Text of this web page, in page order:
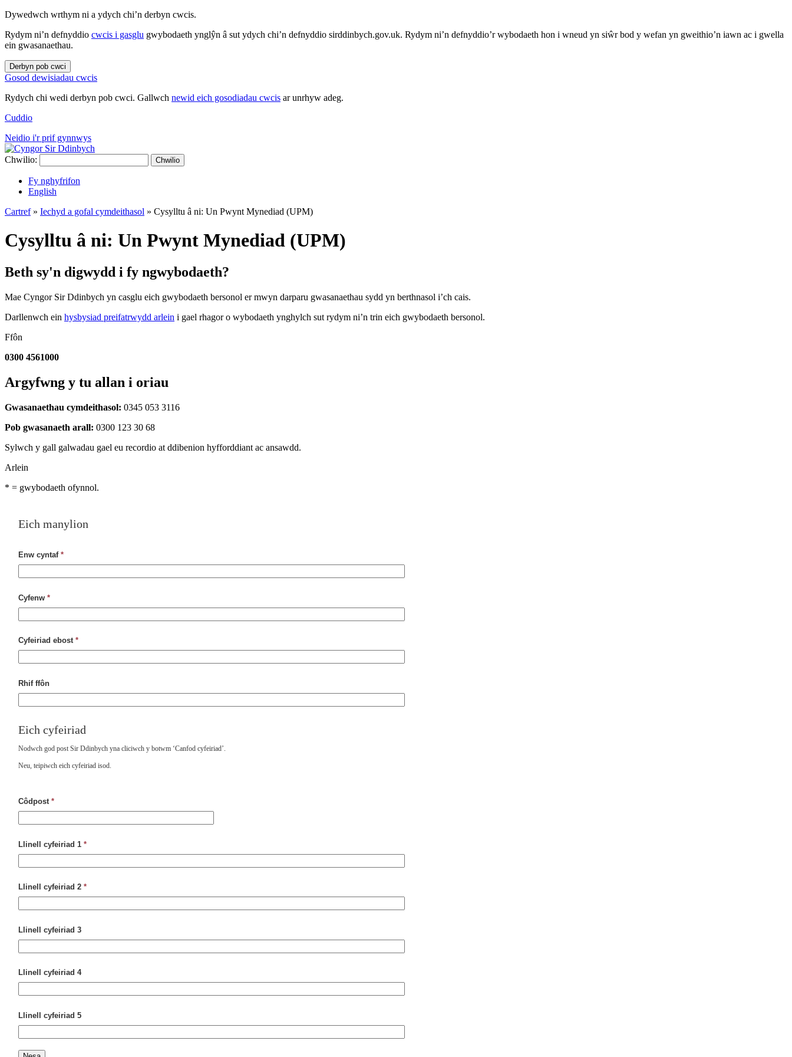
Dywedwch wrthym ni a ydych chi’n derbyn cwcis.
Rydym ni’n defnyddio cwcis i gasglu gwybodaeth ynglŷn â sut ydych chi’n defnyddio sirddinbych.gov.uk. Rydym ni’n defnyddio’r wybodaeth hon i wneud yn siŵr bod y wefan yn gweithio’n iawn ac i gwella
ein gwasanaethau.
Derbyn pob cwci
Gosod dewisiadau cwcis
Rydych chi wedi derbyn pob cwci. Gallwch newid eich gosodiadau cwcis ar unrhyw adeg.
Cuddio
Neidio i'r prif gynnwys
Chwilio: Chwilio
Fy nghyfrifon
English
Cartref» Iechyd a gofal cymdeithasol » Cysylltu â ni: Un Pwynt Mynediad (UPM)
Cysylltu â ni: Un Pwynt Mynediad (UPM)
Beth sy'n digwydd i fy ngwybodaeth?
Mae Cyngor Sir Ddinbych yn casglu eich gwybodaeth bersonol er mwyn darparu gwasanaethau sydd yn berthnasol i’ch cais.
Darllenwch ein hysbysiad preifatrwydd arlein i gael rhagor o wybodaeth ynghylch sut rydym ni’n trin eich gwybodaeth bersonol.
Ffôn
0300 4561000
Argyfwng y tu allan i oriau
Gwasanaethau cymdeithasol: 0345 053 3116
Pob gwasanaeth arall: 0300 123 30 68
Sylwch y gall galwadau gael eu recordio at ddibenion hyfforddiant ac ansawdd.
Arlein
* = gwybodaeth ofynnol.
Eich manylion
Enw cyntaf *
Cyfenw *
Cyfeiriad ebost *
Rhif ffôn
Eich cyfeiriad
Nodwch god post Sir Ddinbych yna cliciwch y botwm ‘Canfod cyfeiriad’.
Neu, teipiwch eich cyfeiriad isod.
Côdpost *
Llinell cyfeiriad 1 *
Llinell cyfeiriad 2 *
Llinell cyfeiriad 3
Llinell cyfeiriad 4
Llinell cyfeiriad 5